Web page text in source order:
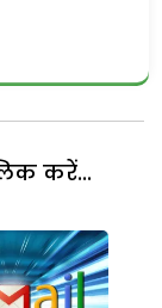
करें...